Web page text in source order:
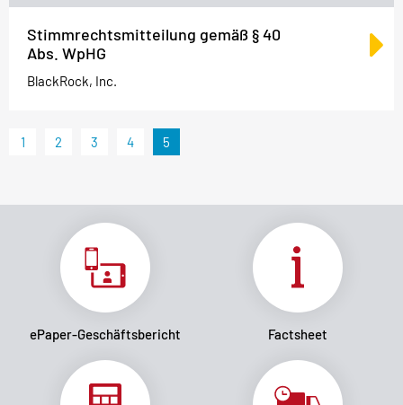
Stimmrechtsmitteilung gemäß § 40
Abs. WpHG
BlackRock, Inc.
1 2 3 4 5
ePaper-Geschäftsbericht Factsheet